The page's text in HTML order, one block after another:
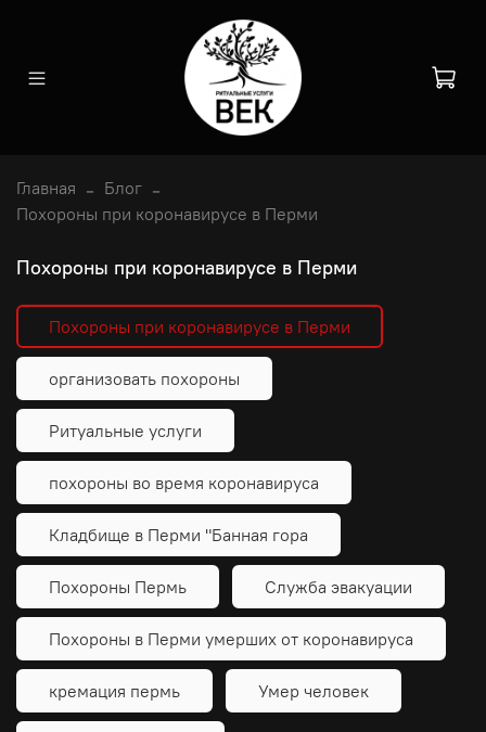
Главная
Блог
Похороны при коронавирусе в Перми
Похороны при коронавирусе в Перми
Похороны при коронавирусе в Перми
организовать похороны
Ритуальные услуги
похороны во время коронавируса
Кладбище в Перми "Банная гора
Похороны Пермь Служба эвакуации
Похороны в Перми умерших от коронавируса
кремация пермь Умер человек